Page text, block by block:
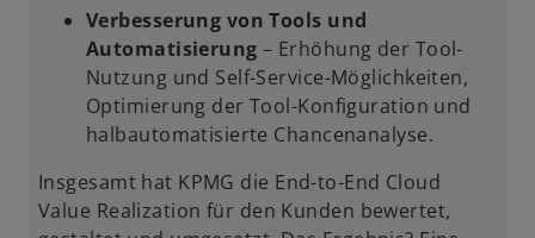
Verbesserung von Tools und
Automatisierung– Erhöhung der Tool-
Nutzung und Self-Service-Möglichkeiten,
Optimierung der Tool-Konfiguration und
halbautomatisierte Chancenanalyse.
Insgesamt hat KPMG die End-to-End Cloud
Value Realization für den Kunden bewertet,